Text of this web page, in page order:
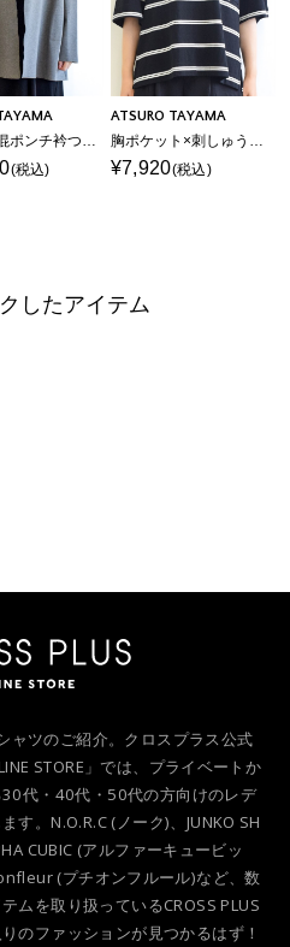
レーヨン混ポンチ衿つきカーディガン
(税込)
ATSURO TAYAMA
胸ポケット×刺しゅうプルオーバー
¥7,920(税込)
したアイテム
ャツのご紹介。クロスプラス公式
STORE」では、プライベートか
代・40代・50代の方向けのレデ
す。N.O.R.C (ノーク)、JUNKO SH
CUBIC (アルファーキュービッ
(プチオンフルール)など、数
ムを取り扱っているCROSS PLUS
のファッションが見つかるはず！